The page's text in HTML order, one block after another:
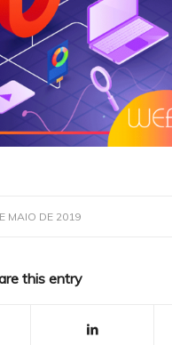
MAIO DE 2019
this entry